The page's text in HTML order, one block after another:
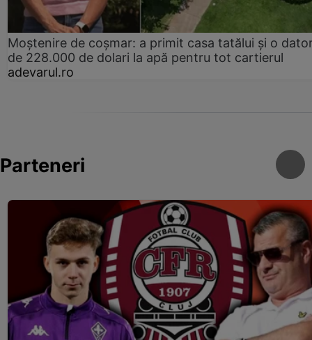
Moștenire de coșmar: a primit casa tatălui și o
de 228.000 de dolari la apă pentru tot cartierul
adevarul.ro
Parteneri